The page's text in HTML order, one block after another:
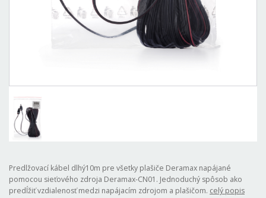
Predlžovací kábel dlhý10m pre všetky plašiče Deramax napájané
pomocou sieťového zdroja Deramax-CN01. Jednoduchý spôsob ako
predĺžiť vzdialenosť medzi napájacím zdrojom a plašičom. celý popis